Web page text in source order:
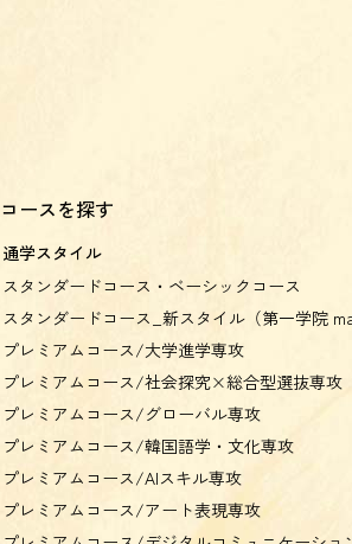
コースを探す
通学スタイル
スタンダードコース・ベーシックコース
スタンダードコース_新スタイル（第一学院
プレミアムコース/大学進学専攻
プレミアムコース/社会探究×総合型選抜専攻
プレミアムコース/グローバル専攻
プレミアムコース/韓国語学・文化専攻
プレミアムコース/AIスキル専攻
プレミアムコース/アート表現専攻